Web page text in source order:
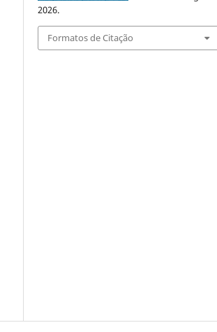
2026.
Formatos de Citação